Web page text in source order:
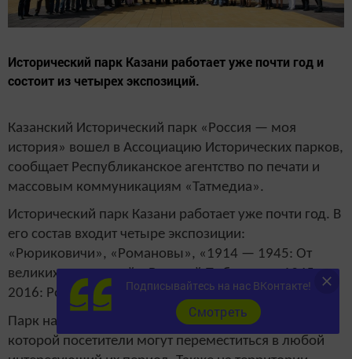
Исторический парк Казани работает уже почти год и
состоит из четырех экспозиций.
Казанский Исторический парк «Россия — моя
история» вошел в Ассоциацию Исторических парков,
сообщает Республиканское агентство по печати и
массовым коммуникациям «Татмедиа».
Исторический парк Казани работает уже почти год. В
его состав входит четыре экспозиции:
«Рюриковичи», «Романовы», «1914 — 1945: От
великих потрясений к Великой Победе» и «1945 —
2016: Россия — моя история».
Парк напоминает машину времени, благодаря
которой посетители могут переместиться в любой
Подписывайтесь на нас ВКонтакте!
Cмотреть